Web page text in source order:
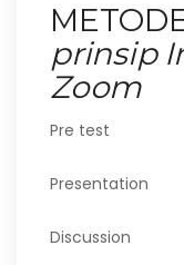
prinsip
Zoom
Pre test
Presentation
Discussion